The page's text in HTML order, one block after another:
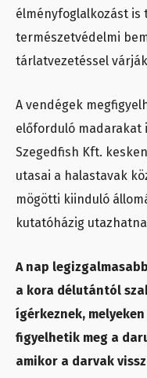
élményfoglalkozást is
természetvédelmi
tárlatvezetéssel
A vendégek
előforduló madarakat
Szegedfish Kft.
utasai a halastavak
mögötti kiinduló
kutatóházig
A nap
a kora délutántól
ígérkeznek,
figyelhetik meg a
amikor a darvak